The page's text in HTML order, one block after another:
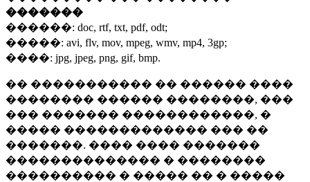
�������
������: doc, rtf, txt, pdf, odt;
�����: avi, flv, mov, mpeg, wmv, mp4, 3gp;
����: jpg, jpeg, png, gif, bmp.
�� ����������� �� ������ ����
�������� ������ ��������, ���
��� ������� ������������, �
����� ������������� ��� ��
�������. ���� ���� �������
�������������� � ��������
���������� � ����� �� � �����